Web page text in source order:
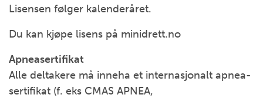
Lisensen følger kalenderåret.
Du kan kjøpe lisens på minidrett.no
Apneasertifikat
Alle deltakere må inneha et internasjonalt apnea-
sertifikat (f. eks CMAS APNEA,